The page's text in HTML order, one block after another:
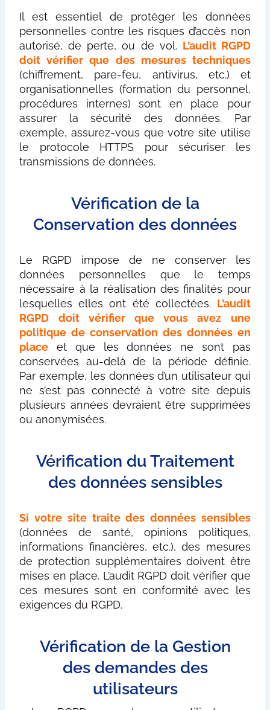
Il est essentiel de protéger les données
personnelles contre les risques d’accès non
autorisé, de perte, ou de vol. L’audit RGPD
doit vérifier que des mesures techniques
(chiffrement, pare-feu, antivirus, etc.) et
organisationnelles (formation du personnel,
procédures internes) sont en place pour
assurer la sécurité des données. Par
exemple, assurez-vous que votre site utilise
le protocole HTTPS pour sécuriser les
transmissions de données.
Vérification de la
Conservation des données
Le RGPD impose de ne conserver les
données personnelles que le temps
nécessaire à la réalisation des finalités pour
lesquelles elles ont été collectées. L’audit
RGPD doit vérifier que vous avez une
politique de conservation des données en
place et que les données ne sont pas
conservées au-delà de la période définie.
Par exemple, les données d’un utilisateur qui
ne s’est pas connecté à votre site depuis
plusieurs années devraient être supprimées
ou anonymisées.
Vérification du Traitement
des données sensibles
Si votre site traite des données sensibles
(données de santé, opinions politiques,
informations financières, etc.), des mesures
de protection supplémentaires doivent être
mises en place. L’audit RGPD doit vérifier que
ces mesures sont en conformité avec les
exigences du RGPD.
Vérification de la Gestion
des demandes des
utilisateurs